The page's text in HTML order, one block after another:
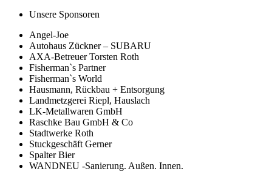
Unsere Sponsoren
Angel-Joe
Autohaus Zückner – SUBARU
AXA-Betreuer Torsten Roth
Fisherman`s Partner
Fisherman`s World
Hausmann, Rückbau + Entsorgung
Landmetzgerei Riepl, Hauslach
LK-Metallwaren GmbH
Raschke Bau GmbH & Co
Stadtwerke Roth
Stuckgeschäft Gerner
Spalter Bier
WANDNEU -Sanierung. Außen. Innen.